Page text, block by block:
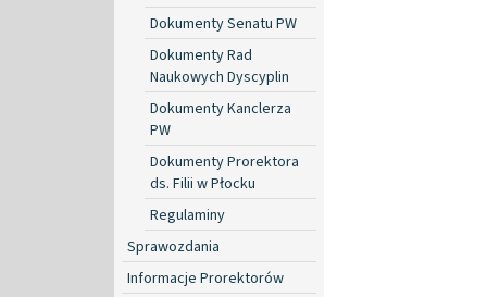
Dokumenty Senatu PW
Dokumenty Rad
Naukowych Dyscyplin
Dokumenty Kanclerza
PW
Dokumenty Prorektora
ds. Filii w Płocku
Regulaminy
Sprawozdania
Informacje Prorektorów